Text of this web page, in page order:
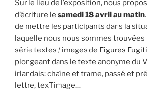
Sur le lieu de l’exposition, nous
d’écriture le samedi 18 avril au matin
de mettre les participants dans la
laquelle nous nous sommes trouvées
série textes / images de Figures
plongeant dans le texte anonyme du
irlandais: chaîne et trame, passé et
lettre, texTimage…